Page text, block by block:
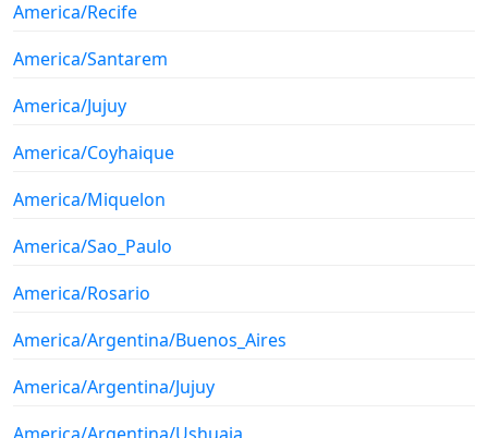
America/Recife
America/Santarem
America/Jujuy
America/Coyhaique
America/Miquelon
America/Sao_Paulo
America/Rosario
America/Argentina/Buenos_Aires
America/Argentina/Jujuy